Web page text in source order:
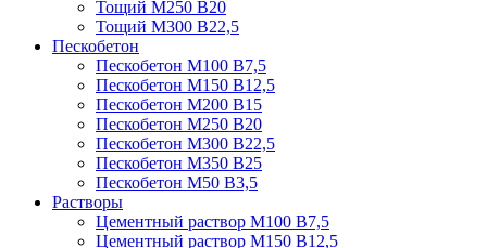
Тощий М250 В20
Тощий М300 В22,5
Пескобетон
Пескобетон М100 В7,5
Пескобетон М150 В12,5
Пескобетон М200 В15
Пескобетон М250 В20
Пескобетон М300 В22,5
Пескобетон М350 В25
Пескобетон М50 В3,5
Растворы
Цементный раствор М100 В7,5
Цементный раствор М150 В12,5